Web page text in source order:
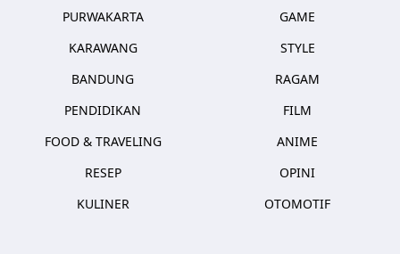
PURWAKARTA
KARAWANG
BANDUNG
PENDIDIKAN
FOOD & TRAVELING
RESEP
KULINER
GAME
STYLE
RAGAM
FILM
ANIME
OPINI
OTOMOTIF